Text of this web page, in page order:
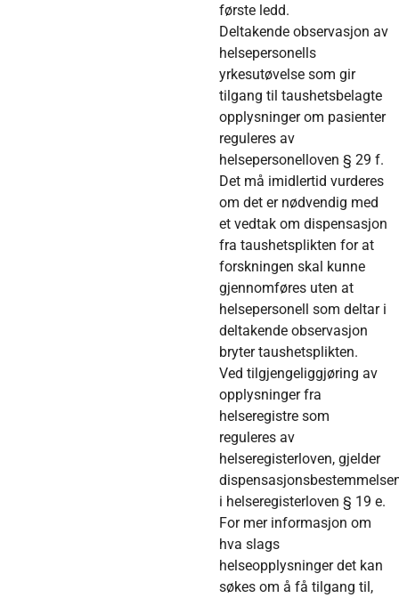
første ledd.
Deltakende observasjon av
helsepersonells
yrkesutøvelse som gir
tilgang til taushetsbelagte
opplysninger om pasienter
reguleres av
helsepersonelloven § 29 f.
Det må imidlertid vurderes
om det er nødvendig med
et vedtak om dispensasjon
fra taushetsplikten for at
forskningen skal kunne
gjennomføres uten at
helsepersonell som deltar i
deltakende observasjon
bryter taushetsplikten.
Ved tilgjengeliggjøring av
opplysninger fra
helseregistre som
reguleres av
helseregisterloven, gjelder
i helseregisterloven § 19 e.
For mer informasjon om
hva slags
helseopplysninger det kan
søkes om å få tilgang til,